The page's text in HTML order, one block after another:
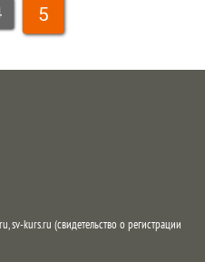
5
kurs.ru (свидетельство о регистрации